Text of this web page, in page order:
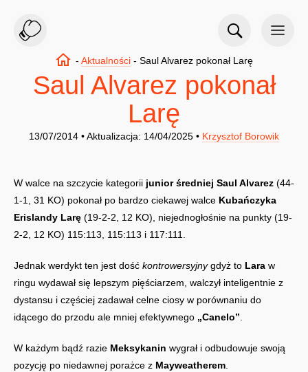
- Aktualności - Saul Alvarez pokonał Larę
Saul Alvarez pokonał
Larę
13/07/2014 • Aktualizacja: 14/04/2025 • Krzysztof Borowik
W walce na szczycie kategorii junior średniej Saul Alvarez (44-
1-1, 31 KO) pokonał po bardzo ciekawej walce Kubańczyka
Erislandy Larę (19-2-2, 12 KO), niejednogłośnie na punkty (19-
2-2, 12 KO) 115:113, 115:113 i 117:111.
Jednak werdykt ten jest dość kontrowersyjnygdyż to Lara w
ringu wydawał się lepszym pięściarzem, walczył inteligentnie z
dystansu i częściej zadawał celne ciosy w porównaniu do
idącego do przodu ale mniej efektywnego „Canelo”
W każdym bądź razie Meksykanin wygrał i odbudowuje swoją
pozycję po niedawnej porażce z Mayweatherem